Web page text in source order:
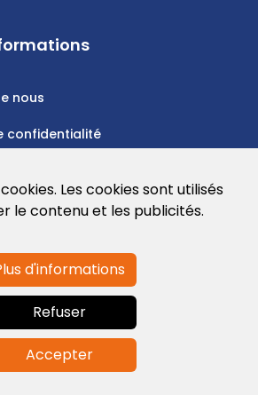
nous
confidentialité
nous
Les cookies sont utilisés
le contenu et les publicités.
d'informations
Refuser
Accepter